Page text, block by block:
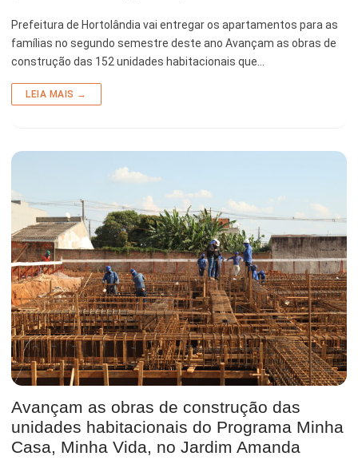
Prefeitura de Hortolândia vai entregar os apartamentos para as
famílias no segundo semestre deste ano Avançam as obras de
construção das 152 unidades habitacionais que…
LEIA MAIS →
Avançam as obras de construção das
unidades habitacionais do Programa Minha
Casa, Minha Vida, no Jardim Amanda